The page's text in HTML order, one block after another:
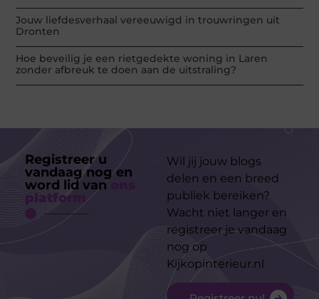
Jouw liefdesverhaal vereeuwigd in trouwringen uit
Dronten
Hoe beveilig je een rietgedekte woning in Laren
zonder afbreuk te doen aan de uitstraling?
Registreer u
vandaag nog en
word lid van
platform
Wil jij jouw blogs
delen en een breed
publiek bereiken?
Wacht niet langer en
registreer je vandaag
nog op
Kijkopinterieur.nl